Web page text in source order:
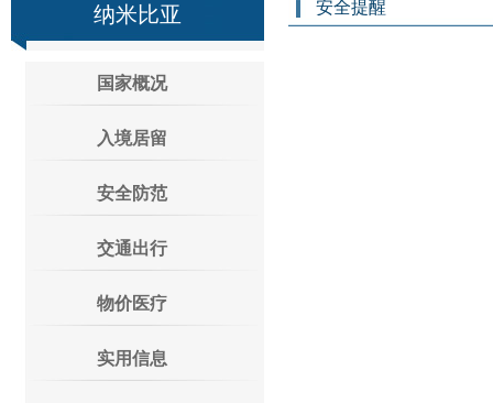
纳米比亚
国家概况
入境居留
安全防范
交通出行
物价医疗
实用信息
安全提醒